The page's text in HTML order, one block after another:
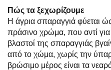
Πώς τα ξεχωρίζουμε
Η άγρια σπαραγγιά φύεται
πράσινο χρώμα, που αντί για
βλαστοί της σπαραγγιάς
από το χώμα, χωρίς την
βρώσιμο μέρος είναι τα